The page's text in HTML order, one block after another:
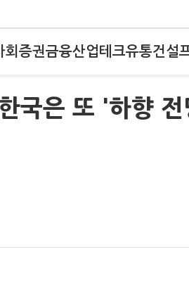
회 증권금융산업테크유통건설
국은 또 '하향